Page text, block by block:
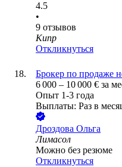
4.5
•
9 отзывов
Кипр
Откликнуться
Брокер по продаже
6 000 – 10 000 € за
Опыт 1-3 года
Выплаты: Раз в
Дроздова Ольга
Лимасол
Можно без резюме
Откликнуться